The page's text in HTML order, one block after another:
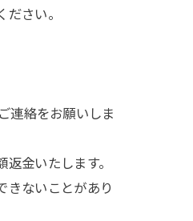
さい。
連絡をお願いしま
金いたします。
きないことがあり